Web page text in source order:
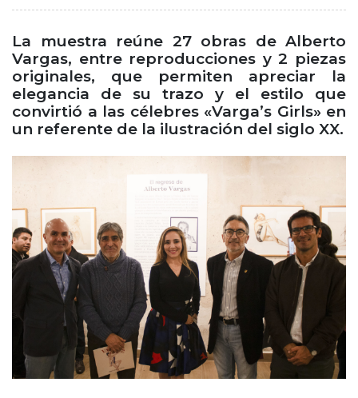
La muestra reúne 27 obras de Alberto
Vargas, entre reproducciones y 2 piezas
originales, que permiten apreciar la
elegancia de su trazo y el estilo que
convirtió a las célebres «Varga’s Girls» en
un referente de la ilustración del siglo XX.